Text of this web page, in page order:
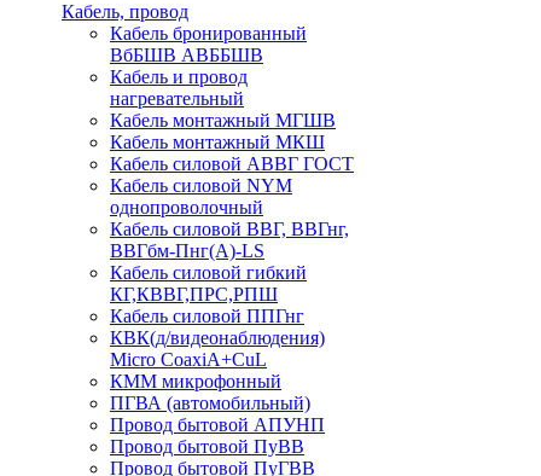
Кабель, провод
Кабель бронированный
ВбБШВ АВББШВ
Кабель и провод
нагревательный
Кабель монтажный МГШВ
Кабель монтажный МКШ
Кабель силовой АВВГ ГОСТ
Кабель силовой NYM
однопроволочный
Кабель силовой ВВГ, ВВГнг,
ВВГбм-Пнг(А)-LS
Кабель силовой гибкий
КГ,КВВГ,ПРС,РПШ
Кабель силовой ППГнг
КВК(д/видеонаблюдения)
Micro CoaxiA+CuL
КММ микрофонный
ПГВА (автомобильный)
Провод бытовой АПУНП
Провод бытовой ПуВВ
Провод бытовой ПуГВВ